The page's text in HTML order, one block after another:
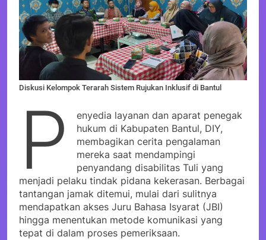
Diskusi Kelompok Terarah Sistem Rujukan Inklusif di Bantul
P
enyedia layanan dan aparat penegak
hukum di Kabupaten Bantul, DIY,
membagikan cerita pengalaman
mereka saat mendampingi
penyandang disabilitas Tuli yang
menjadi pelaku tindak pidana kekerasan. Berbagai
tantangan jamak ditemui, mulai dari sulitnya
mendapatkan akses Juru Bahasa Isyarat (JBI)
hingga menentukan metode komunikasi yang
tepat di dalam proses pemeriksaan.